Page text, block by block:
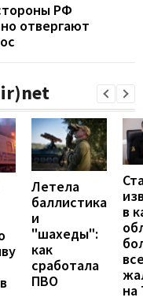
РФ
отвергают
Летела
баллистика
и
"шахеды":
как
сработала
ПВО
в
на